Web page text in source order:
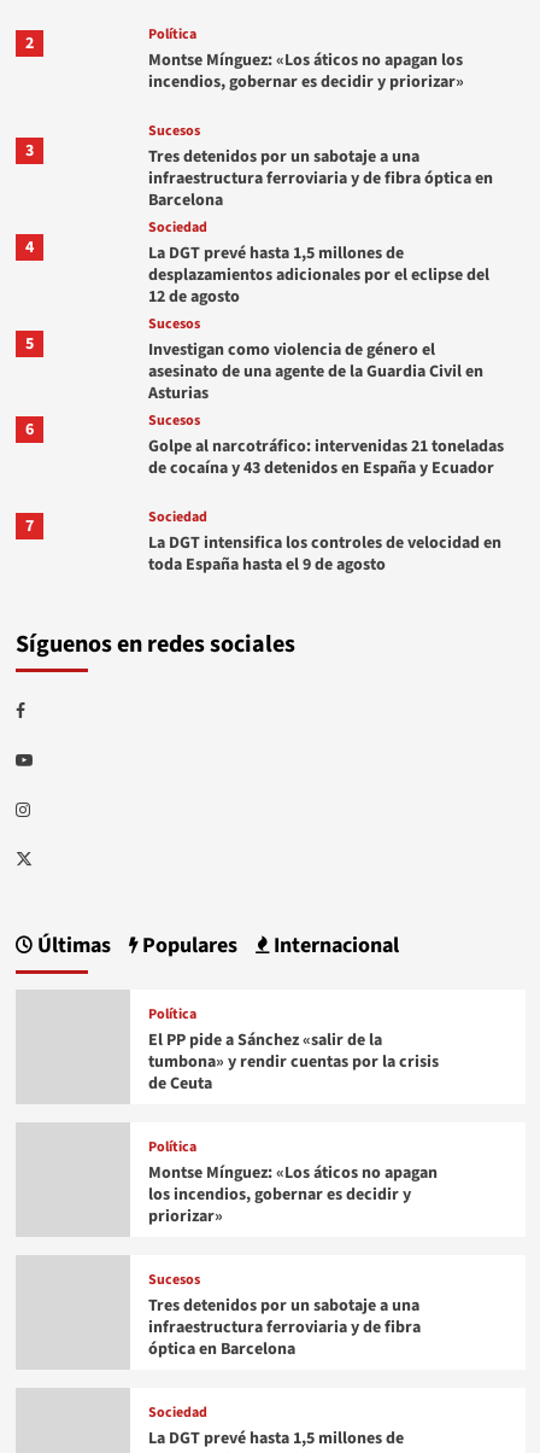
2 Política
Montse Mínguez: «Los áticos no apagan los
incendios, gobernar es decidir y priorizar»
3
Sucesos
Tres detenidos por un sabotaje a una
infraestructura ferroviaria y de fibra óptica en
Barcelona
4
Sociedad
La DGT prevé hasta 1,5 millones de
desplazamientos adicionales por el eclipse del
12 de agosto
5
Sucesos
Investigan como violencia de género el
asesinato de una agente de la Guardia Civil en
Asturias
6
Sucesos
Golpe al narcotráfico: intervenidas 21 toneladas
de cocaína y 43 detenidos en España y Ecuador
7 Sociedad
La DGT intensifica los controles de velocidad en
toda España hasta el 9 de agosto
Síguenos en redes sociales
Facebook
Youtube
Instagram
Twitter
Últimas Populares Internacional
Política
El PP pide a Sánchez «salir de la
tumbona» y rendir cuentas por la crisis
de Ceuta
Política
Montse Mínguez: «Los áticos no apagan
los incendios, gobernar es decidir y
priorizar»
Sucesos
Tres detenidos por un sabotaje a una
infraestructura ferroviaria y de fibra
óptica en Barcelona
Sociedad
La DGT prevé hasta 1,5 millones de